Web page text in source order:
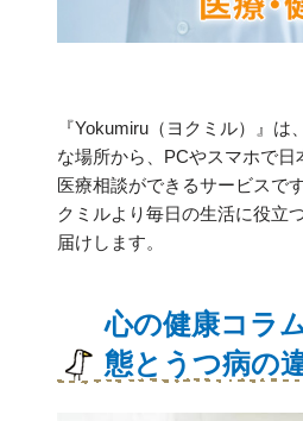
『Yokumiru（ヨクミル）』は
な場所から、PCやスマホで日
医療相談ができるサービスで
クミルより毎日の生活に役立
届けします。
心の健康コラ
態とうつ病の